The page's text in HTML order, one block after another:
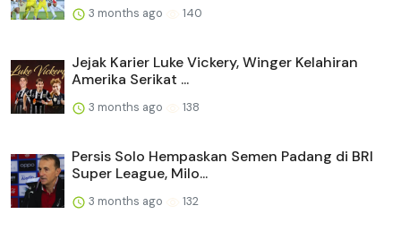
3 months ago 140
Jejak Karier Luke Vickery, Winger Kelahiran
Amerika Serikat ...
3 months ago 138
Persis Solo Hempaskan Semen Padang di BRI
Super League, Milo...
3 months ago 132